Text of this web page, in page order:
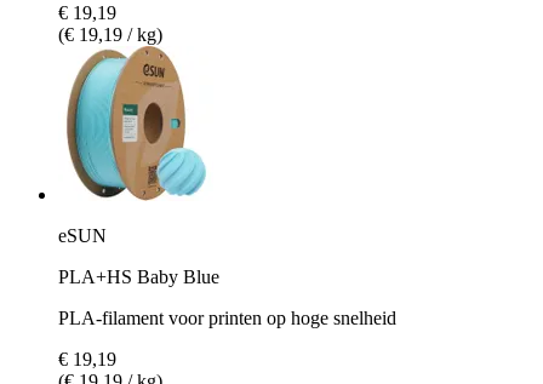
€ 19,19
(€ 19,19 / kg)
eSUN
PLA+HS Baby Blue
PLA-filament voor printen op hoge snelheid
€ 19,19